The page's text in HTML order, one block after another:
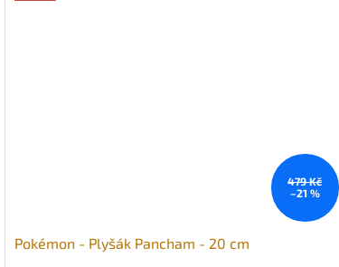
479 Kč
–21 %
Pokémon - Plyšák Pancham - 20 cm